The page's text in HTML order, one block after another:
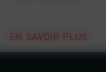
EN SAVOIR PLUS